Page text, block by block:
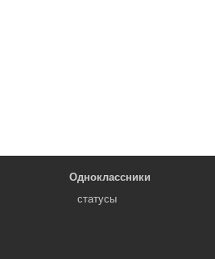
Одноклассники
статусы